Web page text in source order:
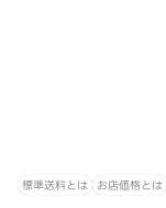
標準送料とは お店価格とは